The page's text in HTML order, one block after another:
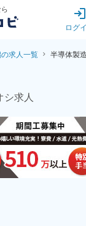
ログ
求人一覧 半導体製
に関
シ求人